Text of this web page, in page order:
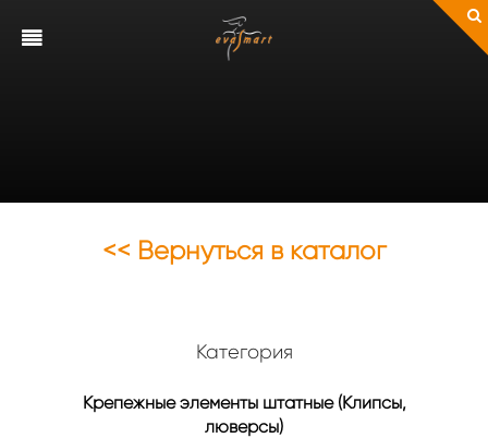
<< Вернуться в каталог
Категория
Крепежные элементы штатные (Клипсы,
люверсы)